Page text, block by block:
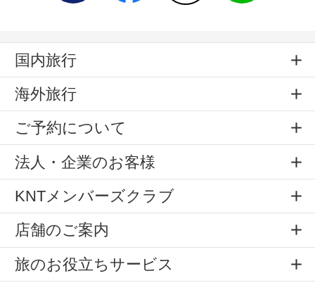
国内旅行
海外旅行
ご予約について
法人・企業のお客様
KNTメンバーズクラブ
店舗のご案内
旅のお役立ちサービス